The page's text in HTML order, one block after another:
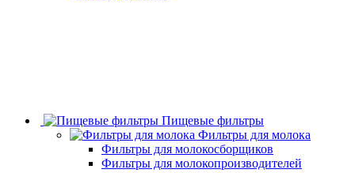
Пищевые фильтры
Фильтры для молока
Фильтры для молокосборщиков
Фильтры для молокопроизводителей